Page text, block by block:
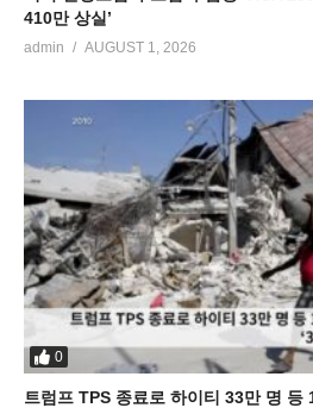
410만 상실’
admin AUGUST 1, 2026
0
트럼프 TPS 종료로 하이티 33만 명 등